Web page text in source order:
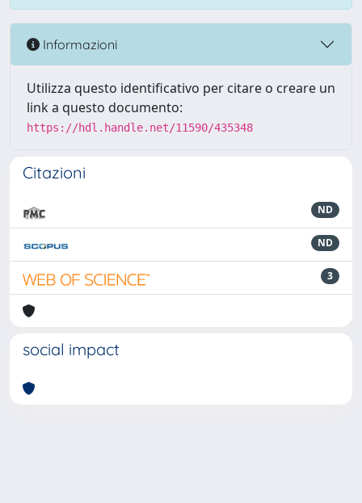
Informazioni
Utilizza questo identificativo per citare o creare un
link a questo documento:
https://hdl.handle.net/11590/435348
Citazioni
ND
ND
3
social impact